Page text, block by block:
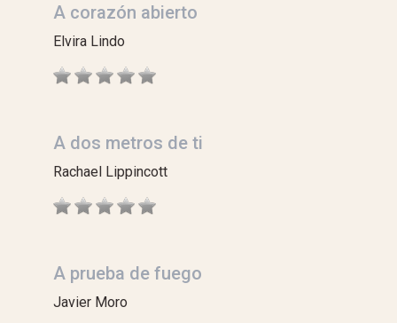
A corazón abierto
Elvira Lindo
A dos metros de ti
Rachael Lippincott
A prueba de fuego
Javier Moro